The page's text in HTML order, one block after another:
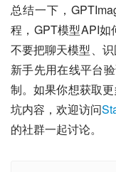
总结一下，
程，GPT模型API如
不要把聊天模型、
新手先用在线平台
制。如果你想获取
坑内容，欢迎访问
的社群一起讨论。